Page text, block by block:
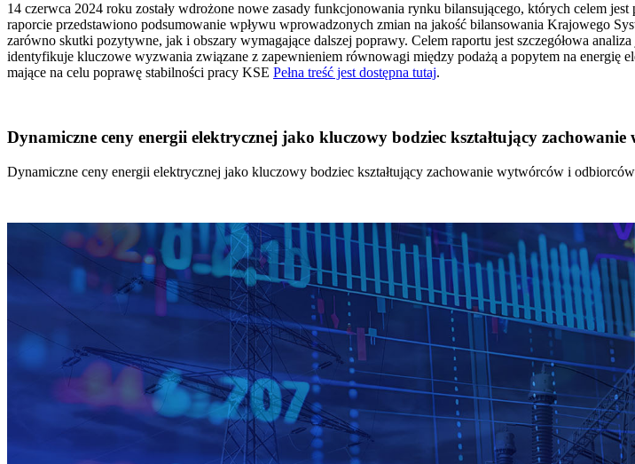
14 czerwca 2024 roku zostały wdrożone nowe zasady funkcjonowania rynku bilansującego, których celem
raporcie przedstawiono podsumowanie wpływu wprowadzonych zmian na jakość bilansowania Krajowego
zarówno skutki pozytywne, jak i obszary wymagające dalszej poprawy. Celem raportu jest szczegółowa
identyfikuje kluczowe wyzwania związane z zapewnieniem równowagi między podażą a popytem na energię
mające na celu poprawę stabilności pracy KSE Pełna treść jest dostępna tutaj.
Dynamiczne ceny energii elektrycznej jako kluczowy bodziec kształtujący
Dynamiczne ceny energii elektrycznej jako kluczowy bodziec kształtujący zachowanie wytwórców i odbiorców